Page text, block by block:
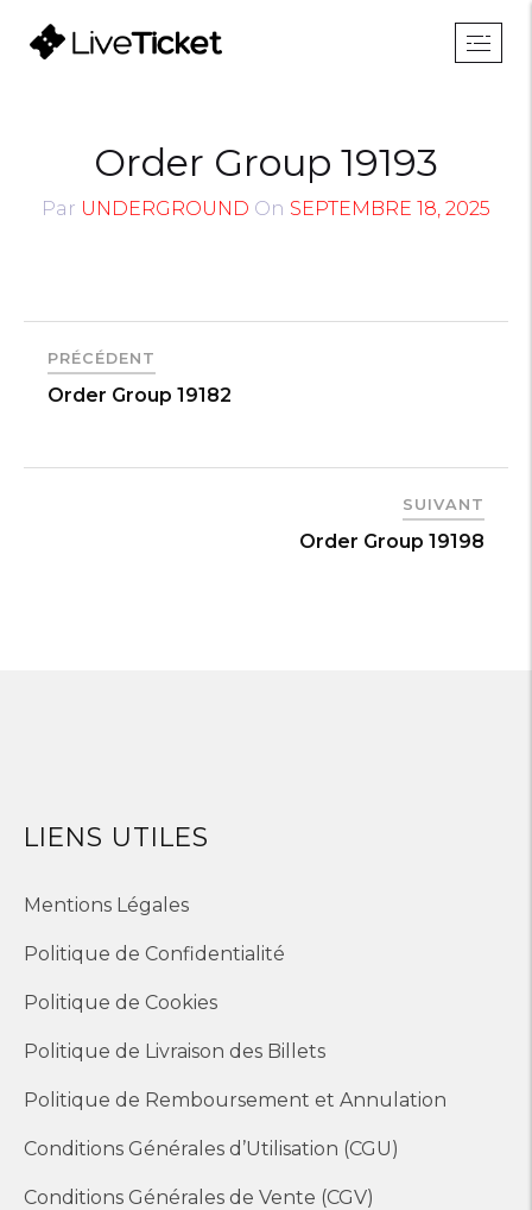
Order Group 19193
Par UNDERGROUND On SEPTEMBRE 18, 2025
PRÉCÉDENT
Order Group 19182
SUIVANT
Order Group 19198
LIENS UTILES
Mentions Légales
Politique de Confidentialité
Politique de Cookies
Politique de Livraison des Billets
Politique de Remboursement et Annulation
Conditions Générales d’Utilisation (CGU)
Conditions Générales de Vente (CGV)